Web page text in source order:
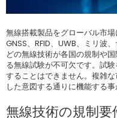
無線搭載製品をグローバル市
GNSS、RFID、UWB、ミリ波
どの無線技術が各国の規制や
る無線試験が不可欠です。試
することはできません。複雑
した意図する通りに機能する事
無線技術の規制要